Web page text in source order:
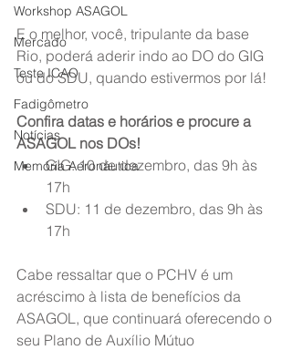
Workshop ASAGOL
Mercado
Teste ICAO
Fadigômetro
Notícias
Memória Aeronáutica
E o melhor, você, tripulante da base
Rio, poderá aderir indo ao DO do GIG
ou do SDU, quando estivermos por lá!
Confira datas e horários e procure a
ASAGOL nos DOs!
GIG: 10 de dezembro, das 9h às
17h
SDU: 11 de dezembro, das 9h às
17h
Cabe ressaltar que o PCHV é um
acréscimo à lista de benefícios da
ASAGOL, que continuará oferecendo o
seu Plano de Auxílio Mútuo